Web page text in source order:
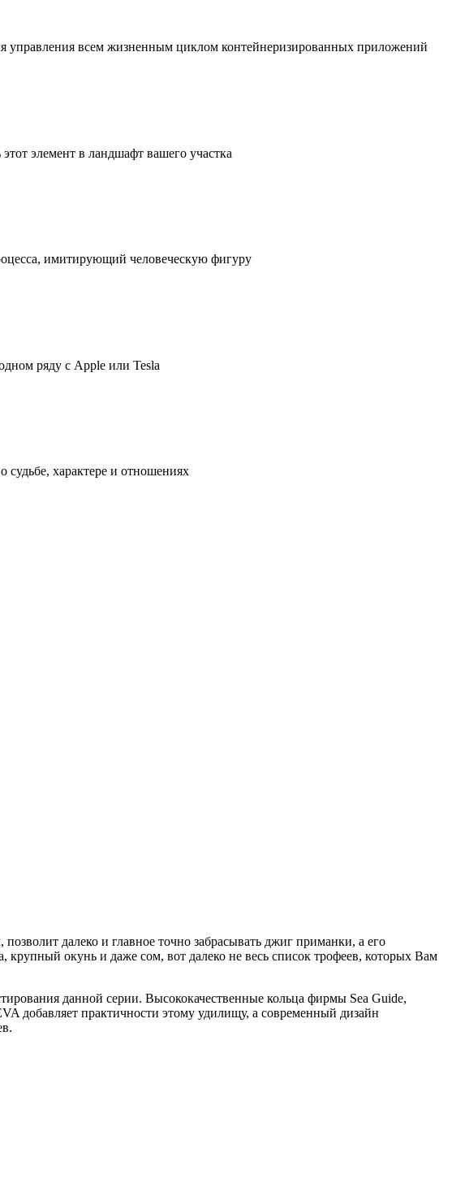
управления всем жизненным циклом контейнеризированных приложений
элемент в ландшафт вашего участка
имитирующий человеческую фигуру
ряду с Apple или Tesla
характере и отношениях
далеко и главное точно забрасывать джиг приманки, а его
крупный окунь и даже сом, вот далеко не весь список трофеев, которых Вам
данной серии. Высококачественные кольца фирмы Sea Guide,
добавляет практичности этому удилищу, а современный дизайн